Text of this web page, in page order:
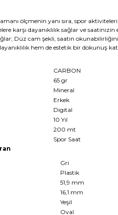
ölçmenin yanı sıra, spor
karşı dayanıklılık sağlar ve
Düz cam şekli, saatin
hem de estetik bir dokunuş
CARBON
65 gr
Mineral
Erkek
Digital
10 Yıl
200 mt
Spor Saat
Gri
Plastik
51,9 mm
16,1 mm
Yeşil
Oval